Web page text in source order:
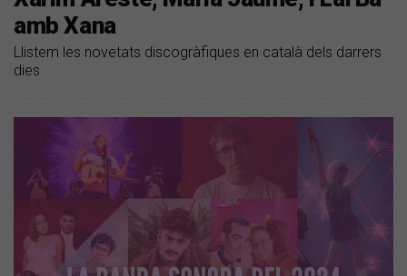
amb Xana
Llistem les novetats discogràfiques en català dels darrers
dies